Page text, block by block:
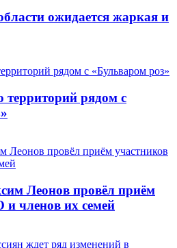
ожидается жаркая и
территорий рядом с
Леонов провёл приём
членов их семей